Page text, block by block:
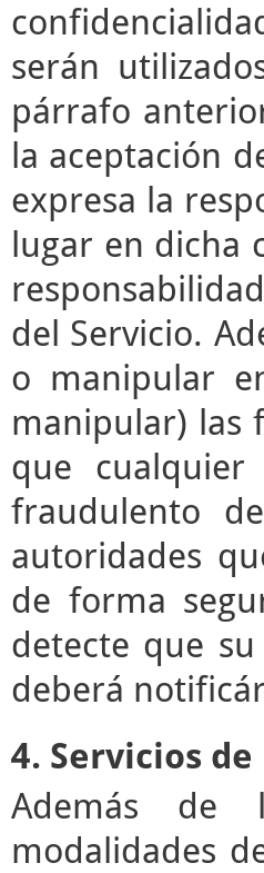
serán
párrafo
la aceptación
expresa la
lugar en dicha
del Servicio.
o manipular
manipular) las
que
fraudulento
autoridades
de forma
detecte que
deberá
4. Servicios de
Además de
modalidades